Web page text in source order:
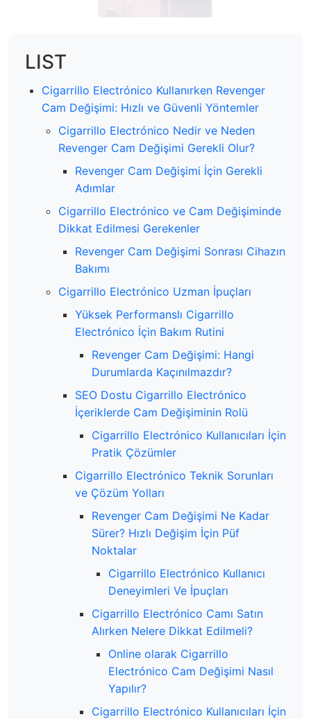
LIST
Cigarrillo Electrónico Kullanırken Revenger
Cam Değişimi: Hızlı ve Güvenli Yöntemler
Cigarrillo Electrónico Nedir ve Neden
Revenger Cam Değişimi Gerekli Olur?
Revenger Cam Değişimi İçin Gerekli
Adımlar
Cigarrillo Electrónico ve Cam Değişiminde
Dikkat Edilmesi Gerekenler
Revenger Cam Değişimi Sonrası Cihazın
Bakımı
Cigarrillo Electrónico Uzman İpuçları
Yüksek Performanslı Cigarrillo
Electrónico İçin Bakım Rutini
Revenger Cam Değişimi: Hangi
Durumlarda Kaçınılmazdır?
SEO Dostu Cigarrillo Electrónico
İçeriklerde Cam Değişiminin Rolü
Cigarrillo Electrónico Kullanıcıları İçin
Pratik Çözümler
Cigarrillo Electrónico Teknik Sorunları
ve Çözüm Yolları
Revenger Cam Değişimi Ne Kadar
Sürer? Hızlı Değişim İçin Püf
Noktalar
Cigarrillo Electrónico Kullanıcı
Deneyimleri Ve İpuçları
Cigarrillo Electrónico Camı Satın
Alırken Nelere Dikkat Edilmeli?
Online olarak Cigarrillo
Electrónico Cam Değişimi Nasıl
Yapılır?
Cigarrillo Electrónico Kullanıcıları İçin